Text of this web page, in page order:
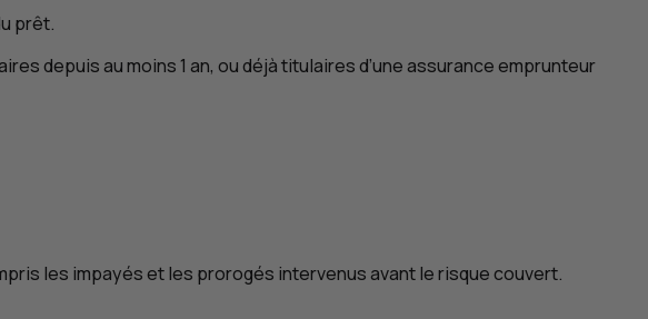
prêt.
depuis au moins 1 an, ou déjà titulaires d’une assurance emprunteur
les impayés et les prorogés intervenus avant le risque couvert.